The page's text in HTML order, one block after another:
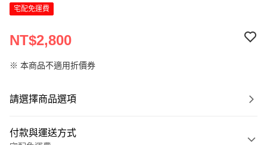
宅配免運費
NT$2,800
※ 本商品不適用折價券
請選擇商品選項
付款與運送方式